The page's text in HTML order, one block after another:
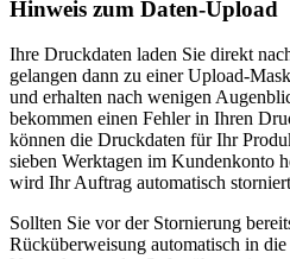
Hinweis zum Daten-Upload
Ihre Druckdaten laden Sie direkt
gelangen dann zu einer Upload-
und erhalten nach wenigen
bekommen einen Fehler in Ihren
können die Druckdaten für Ihr
sieben Werktagen im Kundenkonto
wird Ihr Auftrag automatisch
Sollten Sie vor der Stornierung
Rücküberweisung automatisch in